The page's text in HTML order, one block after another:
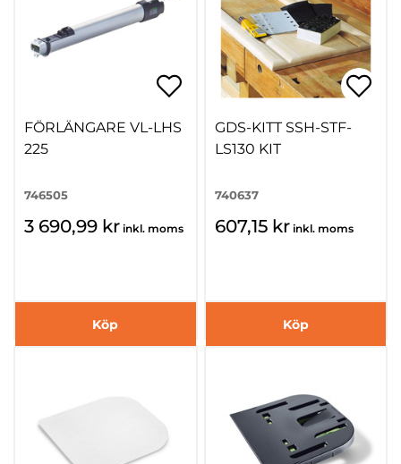
FÖRLÄNGARE VL-LHS
225
746505
3 690,99 kr inkl. moms
Köp
GDS-KITT SSH-STF-
LS130 KIT
740637
607,15 kr inkl. moms
Köp